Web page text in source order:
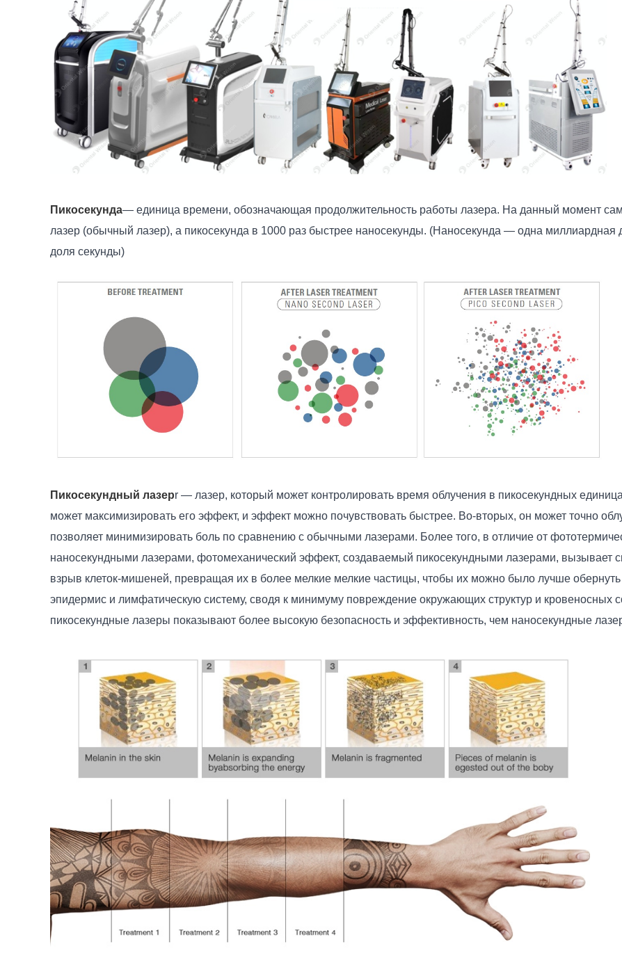
Пикосекунда— единица времени, обозначающая продолжительность работы лазера. На данный момент
лазер (обычный лазер), а пикосекунда в 1000 раз быстрее наносекунды. (Наносекунда — одна
доля секунды)
Пикосекундный лазерr — лазер, который может контролировать время облучения в пикосекундных
может максимизировать его эффект, и эффект можно почувствовать быстрее. Во-вторых, он может точно
позволяет минимизировать боль по сравнению с обычными лазерами. Более того, в отличие от
наносекундными лазерами, фотомеханический эффект, создаваемый пикосекундными лазерами,
взрыв клеток-мишеней, превращая их в более мелкие мелкие частицы, чтобы их можно было лучше обернуть
эпидермис и лимфатическую систему, сводя к минимуму повреждение окружающих структур и кровеносных
пикосекундные лазеры показывают более высокую безопасность и эффективность, чем наносекундные